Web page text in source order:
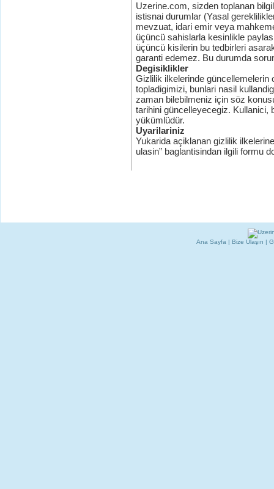
Uzerine.com, sizden toplanan
istisnai durumlar (Yasal
mevzuat, idari emir veya
üçüncü sahislarla kesinlikle
üçüncü kisilerin bu tedbirleri
garanti edemez. Bu durumda
Degisiklikler
Gizlilik ilkelerinde güncellemelerin
topladigimizi, bunlari nasil
zaman bilebilmeniz için söz
tarihini güncelleyecegiz. Kullanici,
yükümlüdür.
Uyarilariniz
Yukarida açiklanan gizlilik
ulasin” baglantisindan ilgili formu
Ana Sayfa | Bize Ulaşın |